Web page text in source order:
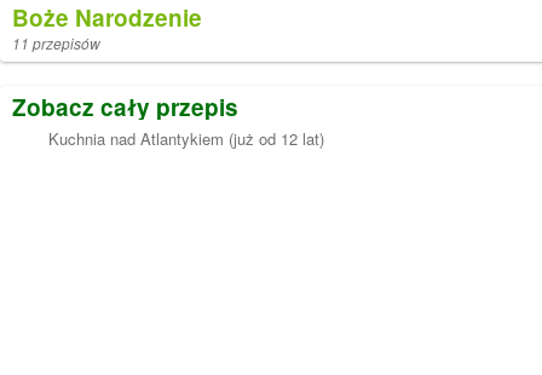
Boże Narodzenie
11 przepisów
Zobacz cały przepis
Kuchnia nad Atlantykiem (już od 12 lat)